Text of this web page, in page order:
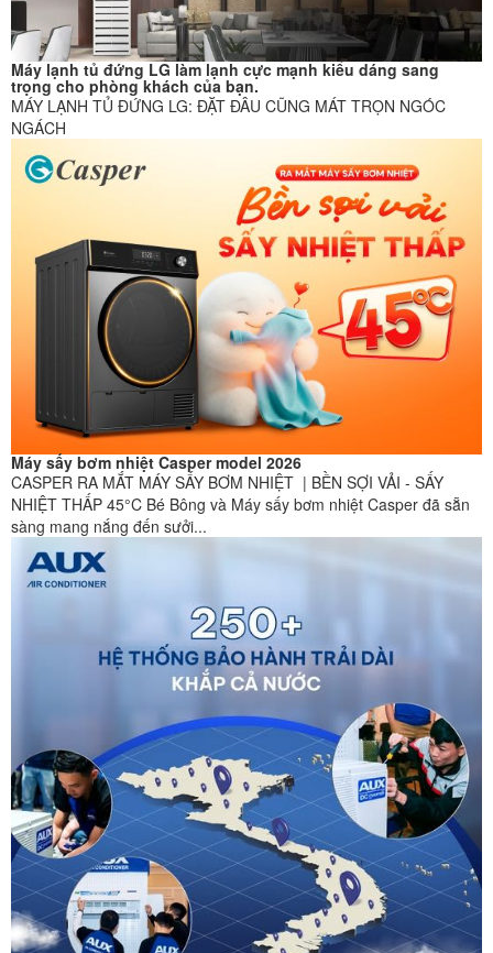
Máy lạnh tủ đứng LG làm lạnh cực mạnh kiểu dáng sang
trọng cho phòng khách của bạn.
MÁY LẠNH TỦ ĐỨNG LG: ĐẶT ĐÂU CŨNG MÁT TRỌN NGÓC
NGÁCH
Máy sấy bơm nhiệt Casper model 2026
CASPER RA MẮT MÁY SẤY BƠM NHIỆT | BỀN SỢI VẢI - SẤY
NHIỆT THẤP 45°C Bé Bông và Máy sấy bơm nhiệt Casper đã sẵn
sàng mang nắng đến sưởi...